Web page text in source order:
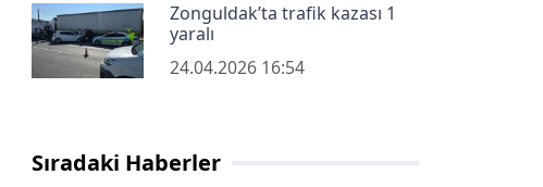
Zonguldak’ta trafik kazası 1
yaralı
24.04.2026 16:54
Sıradaki Haberler